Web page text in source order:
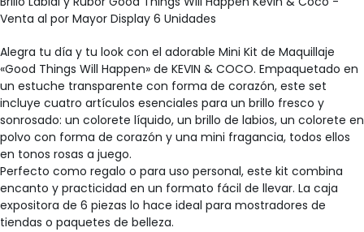
Venta al por Mayor Display 6 Unidades
Alegra tu día y tu look con el adorable Mini Kit de Maquillaje
«Good Things Will Happen» de KEVIN & COCO. Empaquetado en
un estuche transparente con forma de corazón, este set
incluye cuatro artículos esenciales para un brillo fresco y
sonrosado: un colorete líquido, un brillo de labios, un colorete en
polvo con forma de corazón y una mini fragancia, todos ellos
en tonos rosas a juego.
Perfecto como regalo o para uso personal, este kit combina
encanto y practicidad en un formato fácil de llevar. La caja
expositora de 6 piezas lo hace ideal para mostradores de
tiendas o paquetes de belleza.